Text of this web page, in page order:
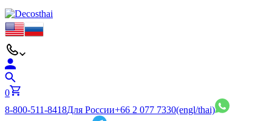
0
8-800-511-8418Для России+66 2 077 7330(engl/thai)